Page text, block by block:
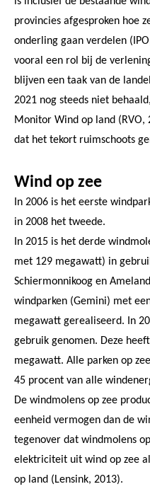
provincies afgesproken hoe
onderling gaan verdelen
vooral een rol bij de
blijven een taak van de
2021 nog steeds niet
Monitor Wind op land (RVO,
dat het tekort ruimschoots
Wind op zee
In 2006 is het eerste
in 2008 het tweede.
In 2015 is het derde
met 129 megawatt) in
Schiermonnikoog en
windparken (Gemini) met
megawatt gerealiseerd. In
gebruik genomen. Deze
megawatt. Alle parken op
45 procent van alle
De windmolens op zee
eenheid vermogen dan de
tegenover dat windmolens
elektriciteit uit wind op zee
op land (Lensink, 2013).